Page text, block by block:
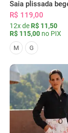
Saia plissada
R$ 119,00
12x de R$ 11,50
R$ 115,00 no PIX
M G